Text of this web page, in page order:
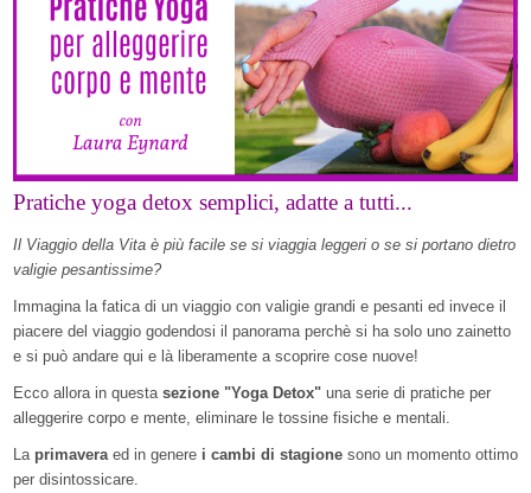
Pratiche yoga detox semplici, adatte a tutti...
Il Viaggio della Vita è più facile se si viaggia leggeri o se si portano dietro
valigie pesantissime?
Immagina la fatica di un viaggio con valigie grandi e pesanti ed invece il
piacere del viaggio godendosi il panorama perchè si ha solo uno zainetto
e si può andare qui e là liberamente a scoprire cose nuove!
Ecco allora in questa sezione "Yoga Detox" una serie di pratiche per
alleggerire corpo e mente, eliminare le tossine fisiche e mentali.
La primavera ed in genere i cambi di stagione sono un momento ottimo
per disintossicare.